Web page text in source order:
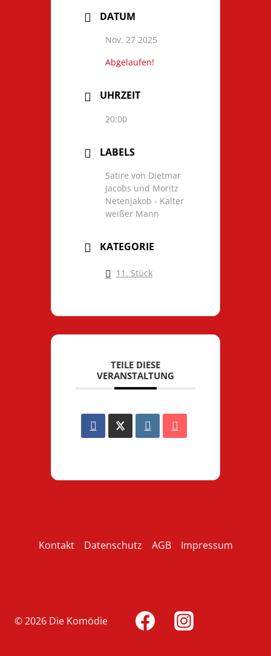
DATUM
Nov. 27 2025
Abgelaufen!
UHRZEIT
20:00
LABELS
Satire von Dietmar
Jacobs und Moritz
Netenjakob - Kalter
weißer Mann
KATEGORIE
11. Stück
TEILE DIESE
VERANSTALTUNG
Kontakt Datenschutz AGB Impressum
© 2026 Die Komödie